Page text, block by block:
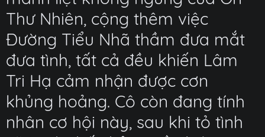
Thư Nhiên, cộng thêm việc
Đường Tiểu Nhã thầm đưa mắt
đưa tình, tất cả đều khiến Lâm
Tri Hạ cảm nhận được cơn
khủng hoảng. Cô còn đang tính
nhân cơ hội này, sau khi tỏ tình